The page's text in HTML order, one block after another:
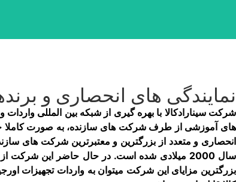
نمایندگی­ های انحصاری و
های آموزشی از طرف شرکت ­های سازنده، به صورت کاملا
انحصاری و متعدد از بزرگترین و معتبرترین شرکت­ های
سال 2000 میلادی شده است. در حال حاضر این شرکت
بزرگترین مزایای این شرکت می­توان به واردات تجهیزات